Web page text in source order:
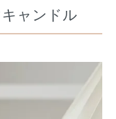
ャンドル